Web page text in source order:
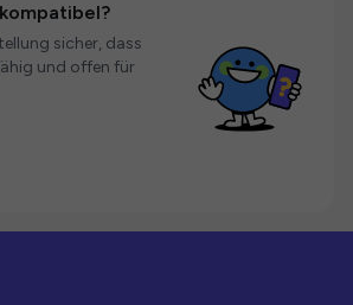
sicher, dass
und offen für